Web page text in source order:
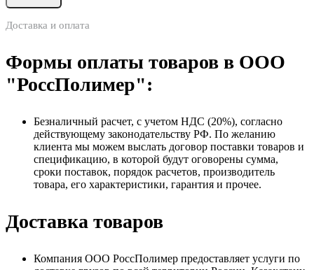
Доставка и оплата
Формы оплаты товаров в ООО
"РоссПолимер":
Безналичный расчет, с учетом НДС (20%), согласно
действующему законодательству РФ. По желанию
клиента мы можем выслать договор поставки товаров и
спецификацию, в которой будут оговорены сумма,
сроки поставок, порядок расчетов, производитель
товара, его характеристики, гарантия и прочее.
Доставка товаров
Компания ООО РоссПолимер предоставляет услуги по